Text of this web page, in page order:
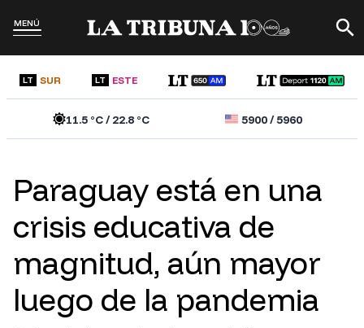
MENÚ
LT SUR LT ESTE
11.5°C /22.8°C 5900/5960
Paraguay está en una
crisis educativa de
magnitud, aún mayor
luego de la pandemia